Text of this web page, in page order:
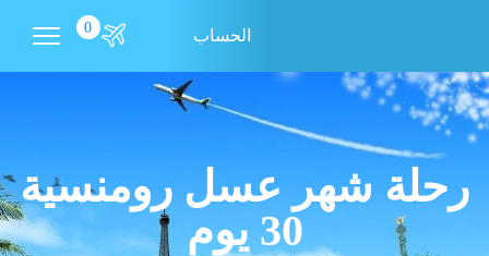
الحساب 0
رحلة شهر عسل رومنسية
30 يوم